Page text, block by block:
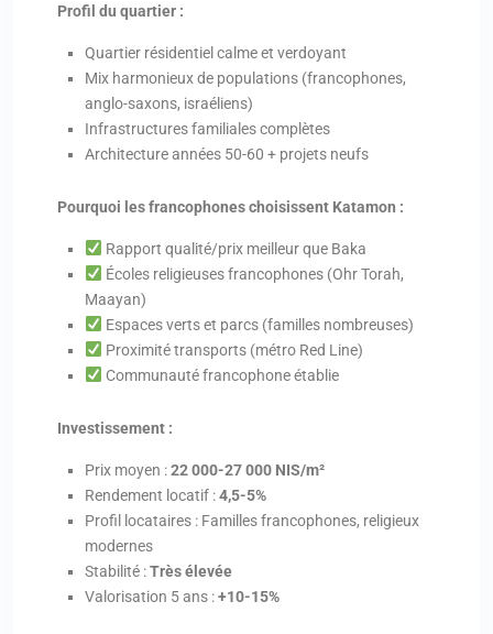
Profil du quartier :
Quartier résidentiel calme et verdoyant
Mix harmonieux de populations (francophones,
anglo-saxons, israéliens)
Infrastructures familiales complètes
Architecture années 50-60 + projets neufs
Pourquoi les francophones choisissent Katamon :
Rapport qualité/prix meilleur que Baka
Écoles religieuses francophones (Ohr Torah,
Maayan)
Espaces verts et parcs (familles nombreuses)
Proximité transports (métro Red Line)
Communauté francophone établie
Investissement :
Prix moyen :22 000-27 000 NIS/m²
Rendement locatif :4,5-5%
Profil locataires : Familles francophones, religieux
modernes
Stabilité :Très élevée
Valorisation 5 ans :+10-15%